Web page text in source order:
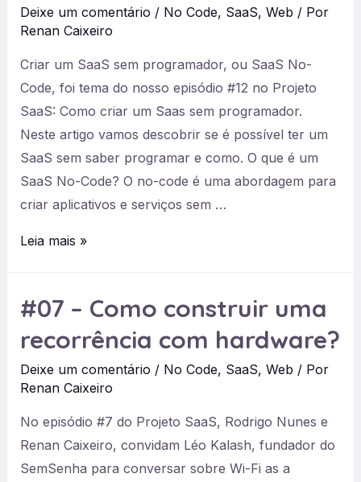
seu
SaaS?
Deixe um comentário / No Code, SaaS, Web / Por
Renan Caixeiro
Criar um SaaS sem programador, ou SaaS No-
Code, foi tema do nosso episódio #12 no Projeto
SaaS: Como criar um Saas sem programador.
Neste artigo vamos descobrir se é possível ter um
SaaS sem saber programar e como. O que é um
SaaS No-Code? O no-code é uma abordagem para
criar aplicativos e serviços sem …
#12
ter
um
sem
SaaS
No-
code
Leia mais »
#07 – Como construir uma
recorrência com hardware?
Deixe um comentário / No Code, SaaS, Web / Por
Renan Caixeiro
No episódio #7 do Projeto SaaS, Rodrigo Nunes e
Renan Caixeiro, convidam Léo Kalash, fundador do
SemSenha para conversar sobre Wi-Fi as a